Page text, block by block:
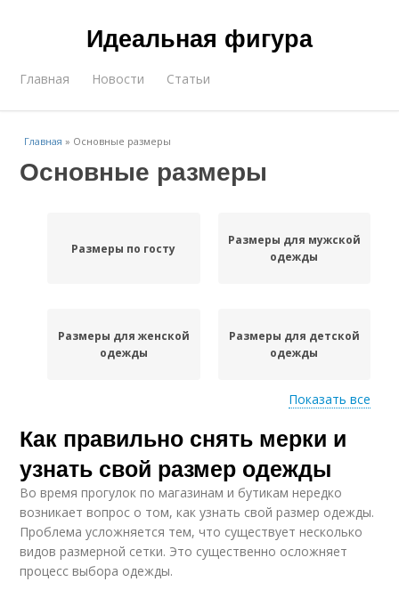
Идеальная фигура
Главная Новости Статьи
Главная » Основные размеры
Основные размеры
Размеры по госту
Размеры для мужской
одежды
Размеры для женской
одежды
Размеры для детской
одежды
Основные мерки
Показать все
Как правильно снять мерки и
узнать свой размер одежды
Во время прогулок по магазинам и бутикам нередко
возникает вопрос о том, как узнать свой размер одежды.
Проблема усложняется тем, что существует несколько
видов размерной сетки. Это существенно осложняет
процесс выбора одежды.